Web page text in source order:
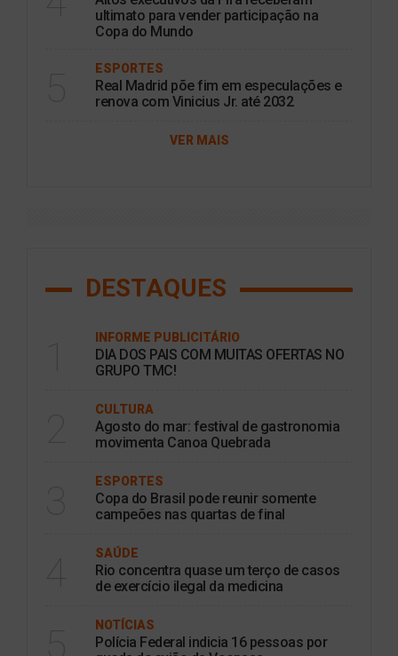
ultimato para vender participação na
Copa do Mundo
ESPORTES
Real Madrid põe fim em especulações e
renova com Vinicius Jr. até 2032
VER MAIS
DESTAQUES
INFORME PUBLICITÁRIO
DIA DOS PAIS COM MUITAS OFERTAS NO
GRUPO TMC!
CULTURA
Agosto do mar: festival de gastronomia
movimenta Canoa Quebrada
ESPORTES
Copa do Brasil pode reunir somente
campeões nas quartas de final
SAÚDE
Rio concentra quase um terço de casos
de exercício ilegal da medicina
NOTÍCIAS
Polícia Federal indicia 16 pessoas por